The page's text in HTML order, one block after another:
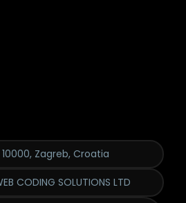
Zagreb, Croatia
CODING SOLUTIONS LTD